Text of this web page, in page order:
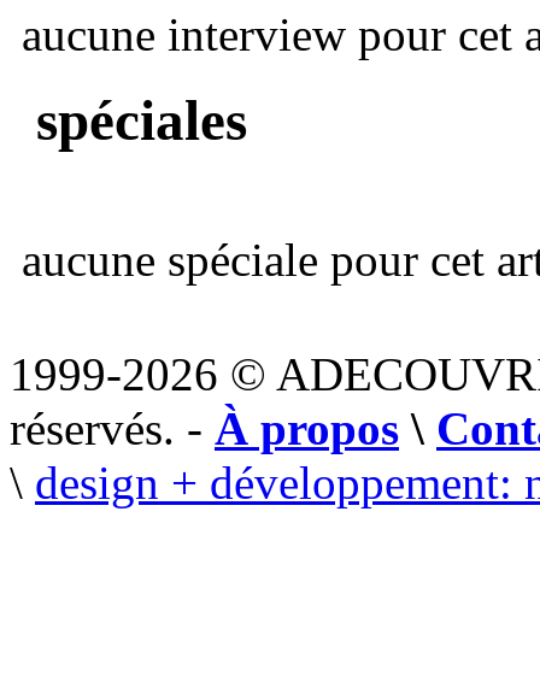
aucune interview pour cet
spéciales
aucune spéciale pour cet
1999-2026 ©
réservés. - À propos \
\ design + développement: